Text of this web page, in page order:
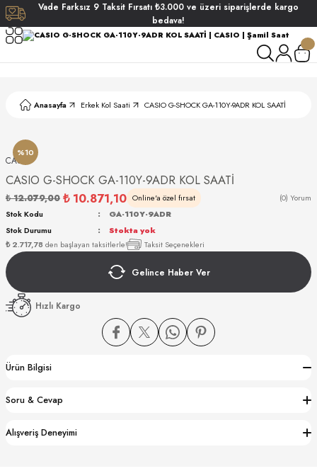
Vade Farksız 9 Taksit Fırsatı ₺3.000 ve üzeri siparişlerde kargo
bedava!
Anasayfa Erkek Kol Saati CASIO G-SHOCK GA-110Y-9ADR KOL SAATİ
%10
CASIO
CASIO G-SHOCK GA-110Y-9ADR KOL SAATİ
₺ 12.079,00 ₺ 10.871,10 Online'a özel fırsat (0) Yorum
₺ 2.717,78 den başlayan taksitlerle! Taksit Seçenekleri
Stok Kodu
GA-110Y-9ADR
Stok Durumu
Stokta yok
Gelince Haber Ver
Hızlı Kargo
Ürün Bilgisi
Soru & Cevap
Alışveriş Deneyimi